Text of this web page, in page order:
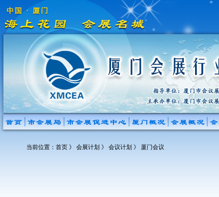
当前位置： 首页 》 会展计划 》 会议计划 》 厦门会议